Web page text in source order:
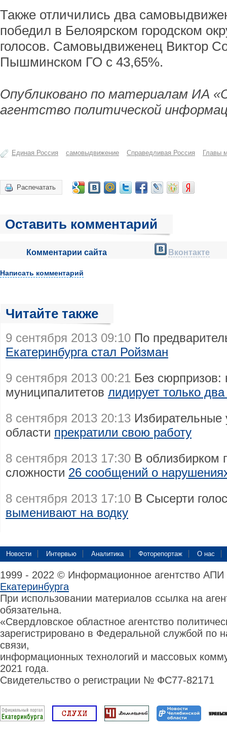
Также отличились два
победил в Белоярском городском
голосов. Самовыдвиженец Виктор
Пышминском ГО с 43,65%.
Опубликовано по материалам ИА
агентство политической
Единая Россия самовыдвижение Справедливая Россия Главы
Распечатать
Оставить комментарий
Комментарии сайта Вконтакте
Написать комментарий
Читайте также
9 сентября 2013 09:10 По
Екатеринбурга стал Ройзман
9 сентября 2013 00:21 Без сюрпризов:
муниципалитетов лидирует только
8 сентября 2013 20:13 Избирательные
области прекратили свою работу
8 сентября 2013 17:30 В облизбирком
сложности 26 сообщений о
8 сентября 2013 17:10 В Сысерти
выменивают на водку
Новости Интервью Аналитика Фоторепортаж О нас
1999 - 2022 © Информационное агентство
Екатеринбурга
При использовании материалов ссылка на
обязательна.
«Свердловское областное агентство
зарегистрировано в Федеральной службой по
связи,
информационных технологий и массовых
2021 года.
Свидетельство о регистрации № ФС77-82171